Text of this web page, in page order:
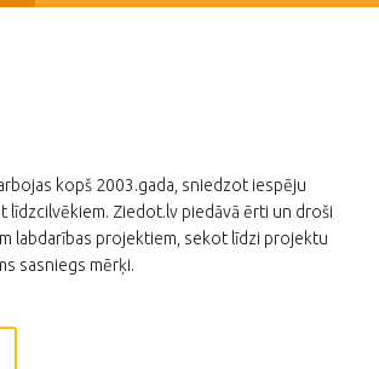
kopš 2003.gada, sniedzot iespēju
Ziedot.lv piedāvā ērti un droši
labdarības projektiem, sekot līdzi projektu
sasniegs mērķi.